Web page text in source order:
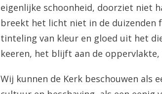
eigenlijke schoonheid, doorziet niet
breekt het licht niet in de duizenden
tinteling van kleur en gloed uit het
keeren, het blijft aan de
Wij kunnen de Kerk beschouwen als